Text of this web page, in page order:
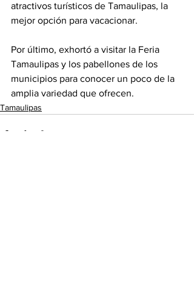
atractivos turísticos de Tamaulipas, la
mejor opción para vacacionar.
Por último, exhortó a visitar la Feria
Tamaulipas y los pabellones de los
municipios para conocer un poco de la
amplia variedad que ofrecen.
Tamaulipas